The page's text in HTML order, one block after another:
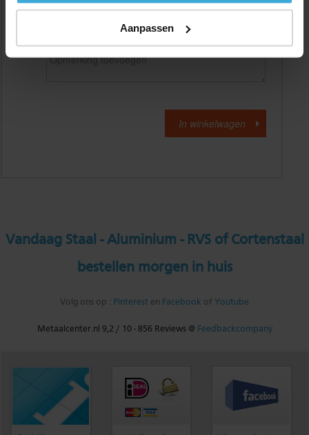
Aanpassen
Alle bedragen zijn excl. 21% BTW
Vandaag Staal - Aluminium - RVS of Cortenstaal
bestellen morgen in huis
Volg ons op : Pinterest en Facebook of Youtube
Metaalcenter.nl 9,2 / 10 -856 Reviews @ Feedbackcompany